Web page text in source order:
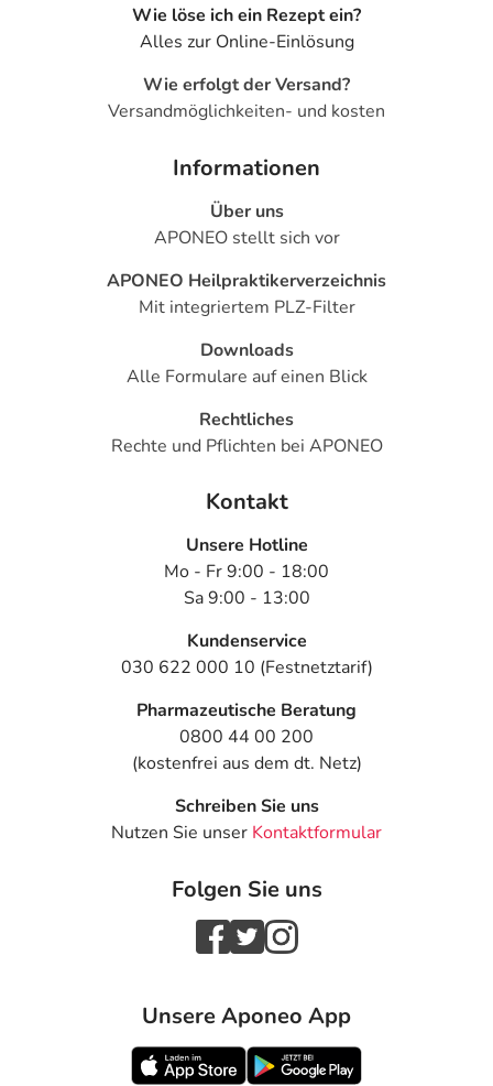
Wie löse ich ein Rezept ein?
Alles zur Online-Einlösung
Wie erfolgt der Versand?
Versandmöglichkeiten- und kosten
Informationen
Über uns
APONEO stellt sich vor
APONEO Heilpraktikerverzeichnis
Mit integriertem PLZ-Filter
Downloads
Alle Formulare auf einen Blick
Rechtliches
Rechte und Pflichten bei APONEO
Kontakt
Unsere Hotline
Mo - Fr 9:00 - 18:00
Sa 9:00 - 13:00
Kundenservice
030 622 000 10 (Festnetztarif)
Pharmazeutische Beratung
0800 44 00 200
(kostenfrei aus dem dt. Netz)
Schreiben Sie uns
Nutzen Sie unser Kontaktformular
Folgen Sie uns
Unsere Aponeo App